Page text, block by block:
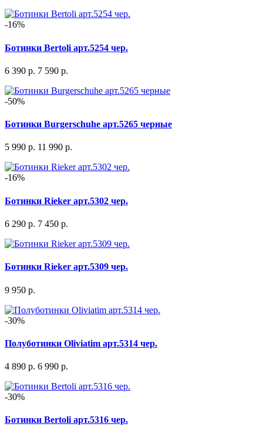
-16%
Ботинки Bertoli арт.5254 чер.
6 390 р. 7 590 р.
-50%
Ботинки Burgerschuhe арт.5265 черные
5 990 р. 11 990 р.
-16%
Ботинки Rieker арт.5302 чер.
6 290 р. 7 450 р.
Ботинки Rieker арт.5309 чер.
9 950 р.
-30%
Полуботинки Oliviatim арт.5314 чер.
4 890 р. 6 990 р.
-30%
Ботинки Bertoli арт.5316 чер.